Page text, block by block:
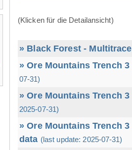
(Klicken für die Detailansicht)
» Black Forest -
» Ore Mountains Trench
07-31)
» Ore Mountains Trench
2025-07-31)
» Ore Mountains Trench
data (last update: 2025-07-31)